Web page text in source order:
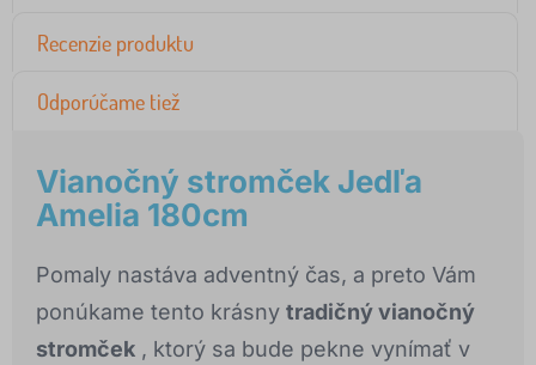
Recenzie produktu
Odporúčame tiež
Vianočný stromček Jedľa
Amelia 180cm
Pomaly nastáva adventný čas, a preto Vám
ponúkame tento krásny tradičný vianočný
stromček , ktorý sa bude pekne vynímať v